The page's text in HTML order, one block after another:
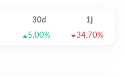
30d
1j
5,00% 34,70%